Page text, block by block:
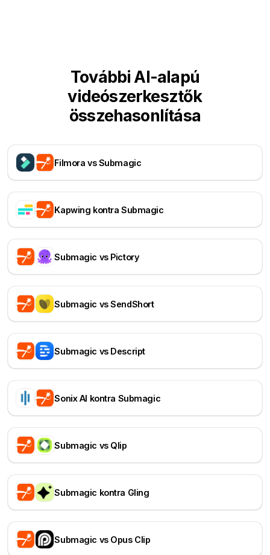
További AI-alapú
videószerkesztők
összehasonlítása
Filmora vs Submagic
Kapwing kontra Submagic
Submagic vs Pictory
Submagic vs SendShort
Submagic vs Descript
Sonix AI kontra Submagic
Submagic vs Qlip
Submagic kontra Gling
Submagic vs Opus Clip